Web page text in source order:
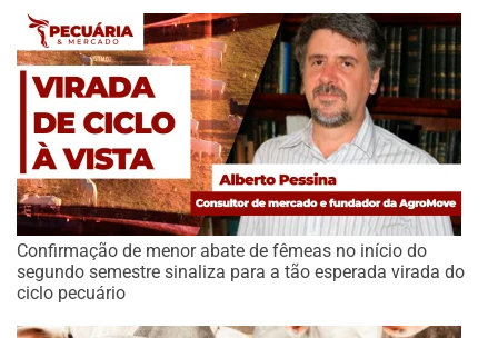
Confirmação de menor abate de fêmeas no início do
segundo semestre sinaliza para a tão esperada virada do
ciclo pecuário